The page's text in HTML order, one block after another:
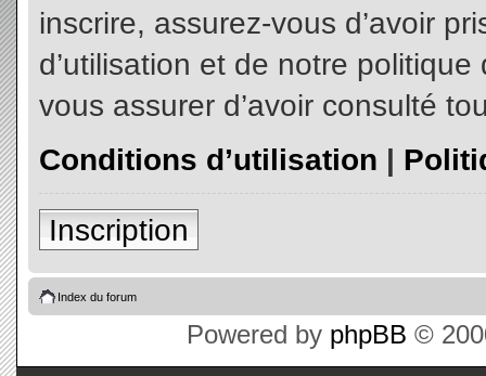
inscrire, assurez-vous d’avoir
d’utilisation et de notre
vous assurer d’avoir consulté
Conditions d’utilisation |
Inscription
Index du forum
Powered by phpBB ©